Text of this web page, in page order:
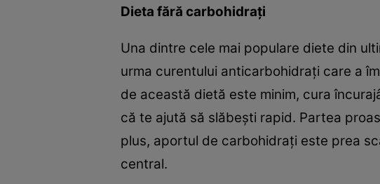
Dieta fără carbohidraţi
Una dintre cele mai populare diete din
urma curentului anticarbohidraţi care a
de această dietă este minim, cura
că te ajută să slăbeşti rapid. Partea
plus, aportul de carbohidraţi este prea
central.